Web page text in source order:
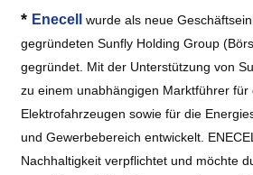
* Enecell
wurde als neue
gegründeten Sunfly Holding Group
gegründet. Mit der Unterstützung von
zu einem unabhängigen Marktführer für
Elektrofahrzeugen sowie für die
und Gewerbebereich entwickelt.
Nachhaltigkeit verpflichtet und möchte